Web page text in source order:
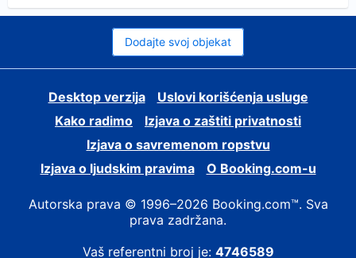
Dodajte svoj objekat
Desktop verzija
Uslovi korišćenja usluge
Kako radimo
Izjava o zaštiti privatnosti
Izjava o savremenom ropstvu
Izjava o ljudskim pravima
О Booking.com-u
Autorska prava © 1996–2026 Booking.com™. Sva
prava zadržana.
Vaš referentni broj je: 4746589